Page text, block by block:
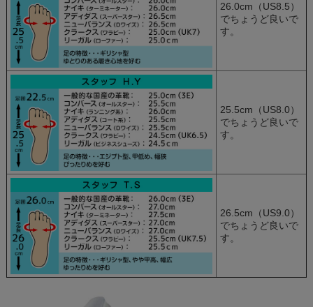
26.0cm（US8.5）
でちょうど良いで
す。
25.5cm（US8.0）
でちょうど良いで
す。
26.5cm（US9.0）
でちょうど良いで
す。